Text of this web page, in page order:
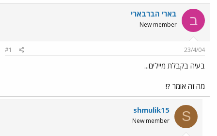
ו
ת
ח
ה
ש
א
ו
ר
ם
ר
ב בארי הברבארי
New member
23/4/04
#1
בעיה בקבלת מיילים...
מה זה אומר ?!
S
shmulik15
New member